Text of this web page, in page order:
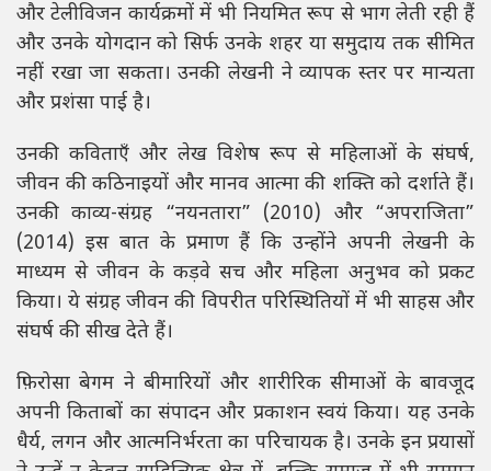
और टेलीविजन कार्यक्रमों में भी नियमित रूप से भाग लेती रही हैं
और उनके योगदान को सिर्फ उनके शहर या समुदाय तक सीमित
नहीं रखा जा सकता। उनकी लेखनी ने व्यापक स्तर पर मान्यता
और प्रशंसा पाई है।
उनकी कविताएँ और लेख विशेष रूप से महिलाओं के संघर्ष,
जीवन की कठिनाइयों और मानव आत्मा की शक्ति को दर्शाते हैं।
उनकी काव्य-संग्रह “नयनतारा” (2010) और “अपराजिता”
(2014) इस बात के प्रमाण हैं कि उन्होंने अपनी लेखनी के
माध्यम से जीवन के कड़वे सच और महिला अनुभव को प्रकट
किया। ये संग्रह जीवन की विपरीत परिस्थितियों में भी साहस और
संघर्ष की सीख देते हैं।
फ़िरोसा बेगम ने बीमारियों और शारीरिक सीमाओं के बावजूद
अपनी किताबों का संपादन और प्रकाशन स्वयं किया। यह उनके
धैर्य, लगन और आत्मनिर्भरता का परिचायक है। उनके इन प्रयासों